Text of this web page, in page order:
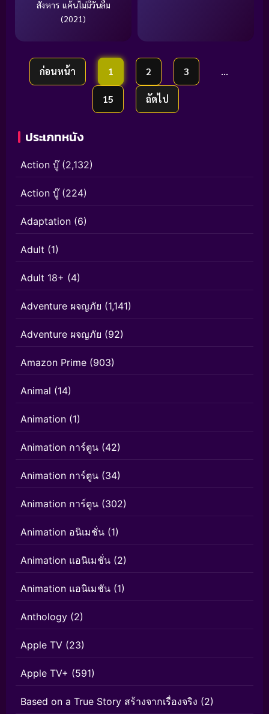
สังหาร แค้นไม่มีวันลืม
(2021)
ก่อนหน้า 1 2 3 …
15 ถัดไป
ประเภทหนัง
Action บู๊(2,132)
Action บู๊(224)
Adaptation (6)
Adult (1)
Adult 18+ (4)
Adventure ผจญภัย (1,141)
Adventure ผจญภัย (92)
Amazon Prime (903)
Animal (14)
Animation (1)
Animation การ์ตูน (42)
Animation การ์ตูน (34)
Animation การ์ตูน (302)
Animation อนิเมชั่น (1)
Animation แอนิเมชั่น (2)
Animation แอนิเมชัน (1)
Anthology (2)
Apple TV (23)
Apple TV+ (591)
Based on a True Story สร้างจากเรื่องจริง (2)